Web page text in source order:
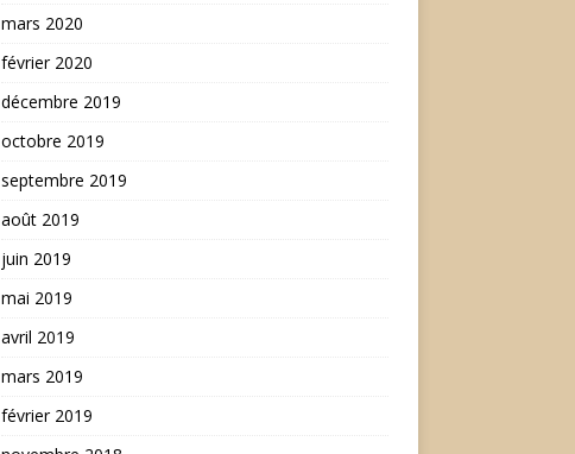
mars 2020
février 2020
décembre 2019
octobre 2019
septembre 2019
août 2019
juin 2019
mai 2019
avril 2019
mars 2019
février 2019